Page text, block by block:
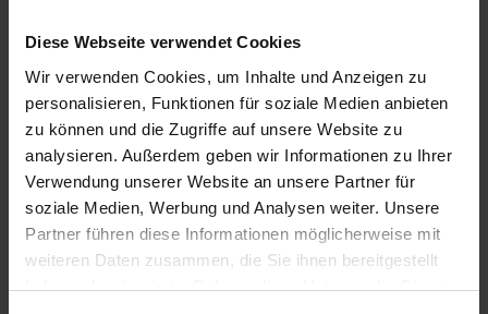
Diese Webseite verwendet Cookies
Wir verwenden Cookies, um Inhalte und Anzeigen zu
personalisieren, Funktionen für soziale Medien anbieten
zu können und die Zugriffe auf unsere Website zu
analysieren. Außerdem geben wir Informationen zu Ihrer
Verwendung unserer Website an unsere Partner für
soziale Medien, Werbung und Analysen weiter. Unsere
Partner führen diese Informationen möglicherweise mit
weiteren Daten zusammen, die Sie ihnen bereitgestellt
haben oder die sie im Rahmen Ihrer Nutzung der Dienste
Ich habe dieDatenschutzbestimmungenzur Kenntnis
genommen.
2.595,00 €
inkl. ges. USt.,zzgl. Versandkosten
Merken Bewerten
Artikel Nr.: 1101100